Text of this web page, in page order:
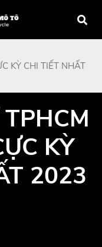
KỲ CHI TIẾT NHẤT
KỲ
2023